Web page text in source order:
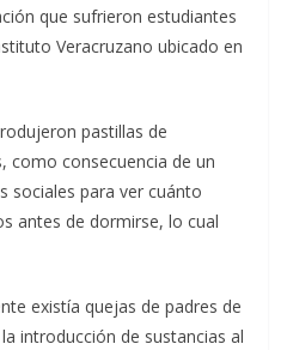
que sufrieron estudiantes
Veracruzano ubicado en
pastillas de
como consecuencia de un
sociales para ver cuánto
antes de dormirse, lo cual
existía quejas de padres de
introducción de sustancias al